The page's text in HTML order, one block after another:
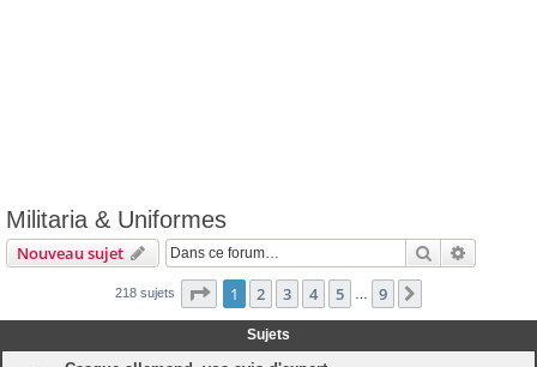
Militaria & Uniformes
Nouveau sujet Rechercher
218 sujets Page 1sur9
1 2 3 4 5 9
Sujets